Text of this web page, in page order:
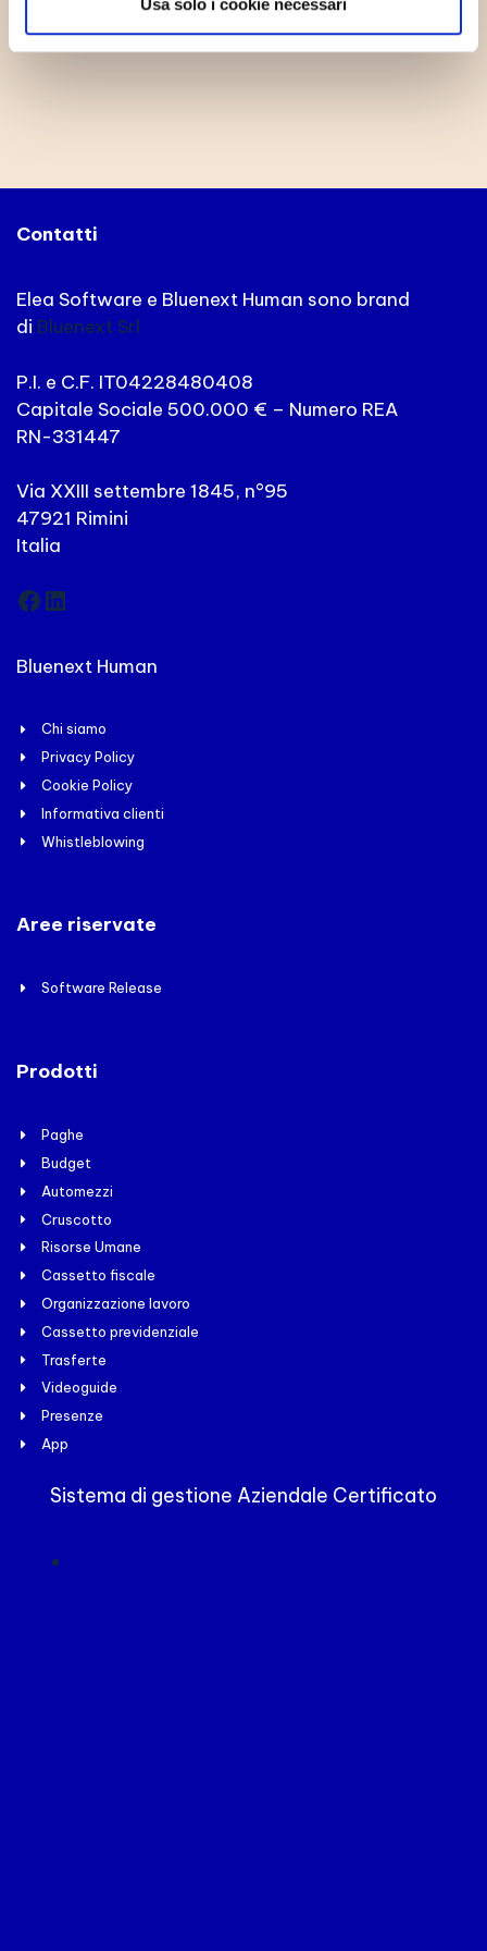
Contatti
Elea Software e Bluenext Human sono brand
di Bluenext Srl
P.I. e C.F. IT04228480408
Capitale Sociale 500.000 € – Numero REA
RN-331447
Via XXIII settembre 1845, n°95
47921 Rimini
Italia
Facebook
LinkedIn
Bluenext Human
Chi siamo
Privacy Policy
Cookie Policy
Informativa clienti
Whistleblowing
Aree riservate
Software Release
Prodotti
Paghe
Budget
Automezzi
Cruscotto
Risorse Umane
Cassetto fiscale
Organizzazione lavoro
Cassetto previdenziale
Trasferte
Videoguide
Presenze
App
Sistema di gestione Aziendale Certificato